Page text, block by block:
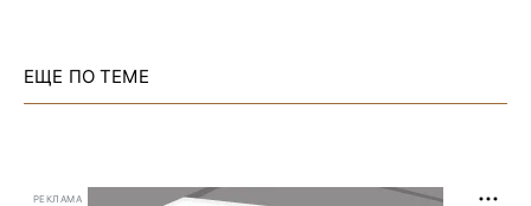
ЕЩЕ ПО ТЕМЕ
РЕКЛАМА